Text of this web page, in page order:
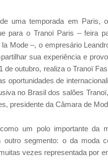
uma temporada em Paris,
para o Tranoï Paris – feira
Mode –, o empresário
sua experiência e
de outubro, realiza o Tranoï
oportunidades de
no Brasil dos salões
presidente da Câmara de
um polo importante da
outro segmento: o da moda
vezes representada por